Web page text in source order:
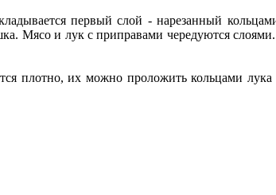
первый слой - нарезанный
Мясо и лук с приправами чередуются
плотно, их можно проложить кольцами